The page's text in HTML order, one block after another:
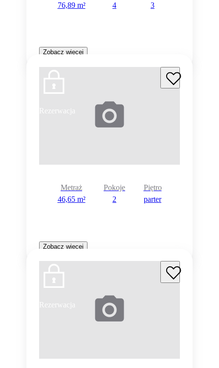
76,89 m²
4
3
Zobacz więcej
Rezerwacja
Metraż
46,65 m²
Pokoje
2
Piętro
parter
Zobacz więcej
Rezerwacja